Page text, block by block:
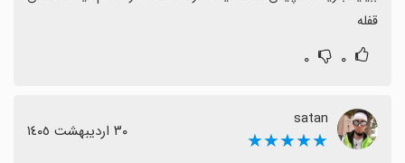
قفله
۰ ۰
satan
★★★★★ ٣٠ اردیبهشت ١٤٠٥